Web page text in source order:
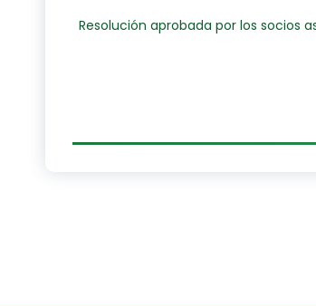
Resolución aprobada por los socios